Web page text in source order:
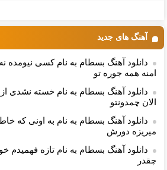
تومان!!!آهنگ های جدید
دانلود آهنگ بسطام به نام کسی نیومده
امنه همه جوره تو
دانلود آهنگ بسطام به نام خسته نشدی
الان چمدونتو
دانلود آهنگ بسطام به نام به اونی که
میریزه دورش
دانلود آهنگ بسطام به نام تازه فهمیدم
چقدر